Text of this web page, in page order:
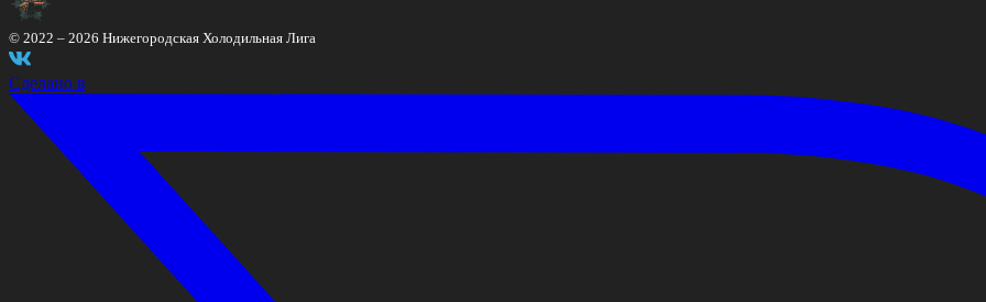
© 2022 – 2026 Нижегородская Холодильная Лига
Сделано в